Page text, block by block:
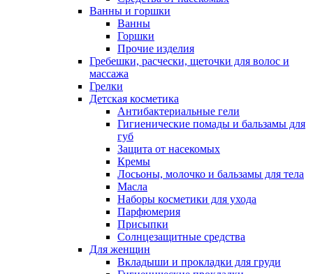
Ванны и горшки
Ванны
Горшки
Прочие изделия
Гребешки, расчески, щеточки для волос и
массажа
Грелки
Детская косметика
Антибактериальные гели
Гигиенические помады и бальзамы для
губ
Защита от насекомых
Кремы
Лосьоны, молочко и бальзамы для тела
Масла
Наборы косметики для ухода
Парфюмерия
Присыпки
Солнцезащитные средства
Для женщин
Вкладыши и прокладки для груди